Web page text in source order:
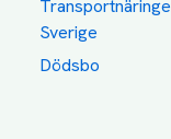
Sverige
Dödsbo